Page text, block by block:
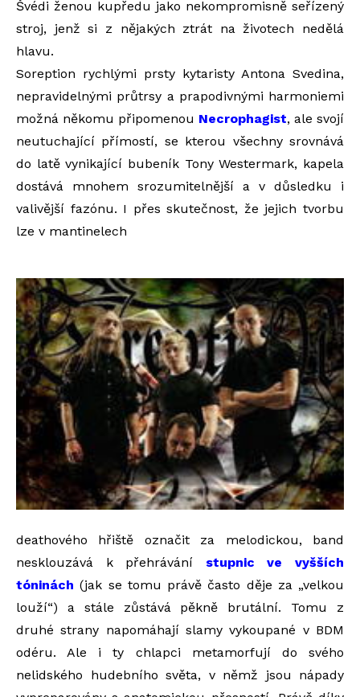
Švédi ženou kupředu jako nekompromisně seřízený
stroj, jenž si z nějakých ztrát na životech nedělá
hlavu.
Soreption rychlými prsty kytaristy Antona Svedina,
nepravidelnými průtrsy a prapodivnými harmoniemi
možná někomu připomenou Necrophagist, ale svojí
neutuchající přímostí, se kterou všechny srovnává
do latě vynikající bubeník Tony Westermark, kapela
dostává mnohem srozumitelnější a v důsledku i
valivější fazónu. I přes skutečnost, že jejich tvorbu
lze v mantinelech
deathového hřiště označit za melodickou, band
nesklouzává k přehrávání stupnic ve vyšších
tóninách (jak se tomu právě často děje za „velkou
louží“) a stále zůstává pěkně brutální. Tomu z
druhé strany napomáhají slamy vykoupané v BDM
odéru. Ale i ty chlapci metamorfují do svého
nelidského hudebního světa, v němž jsou nápady